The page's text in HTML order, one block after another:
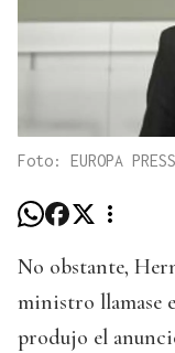
Foto: EUROPA PRESS
No obstante,
ministro llamase
produjo el